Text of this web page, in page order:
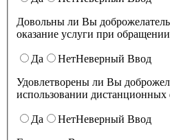
Довольны ли Вы
оказание услуги при
Да НетНеверный Ввод
Удовлетворены ли Вы доброжелательностью, вежливостью работников культурно-досугового центра "Губернский" при
использовании дистанционных
Да НетНеверный Ввод